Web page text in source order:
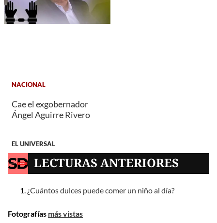
NACIONAL
Cae el exgobernador
Ángel Aguirre Rivero
EL UNIVERSAL
LECTURAS ANTERIORES
¿Cuántos dulces puede comer un niño al día?
Fotografías más vistas